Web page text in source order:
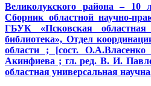
Великолукского района – 10
Сборник областной научно-
ГБУК «Псковская областная
библиотека», Отдел
области ; [сост.
Акинфиева ; гл. ред. В. И.
областная универсальная